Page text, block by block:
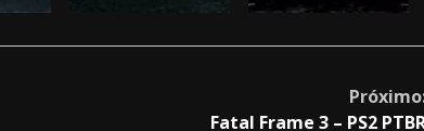
Fatal Frame 3 – PS2